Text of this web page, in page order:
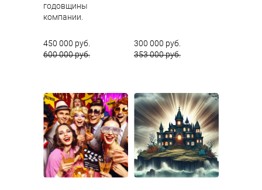
годовщины
компании.
450 000 руб.
600 000 руб.
300 000 руб.
353 000 руб.